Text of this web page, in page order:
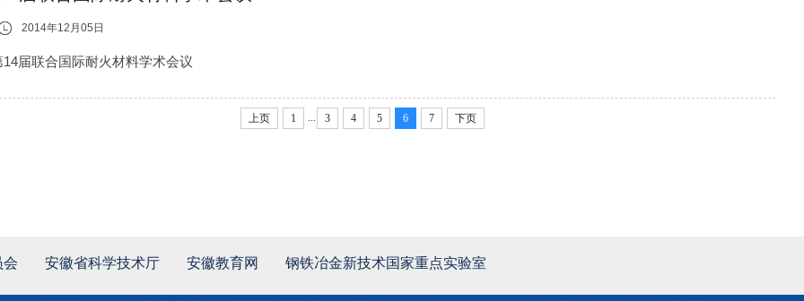
2014年12月05日
14届联合国际耐火材料学术会议
上页 1 3 4 5 6 7 下页
会 安徽省科学技术厅 安徽教育网 钢铁冶金新技术国家重点实验室